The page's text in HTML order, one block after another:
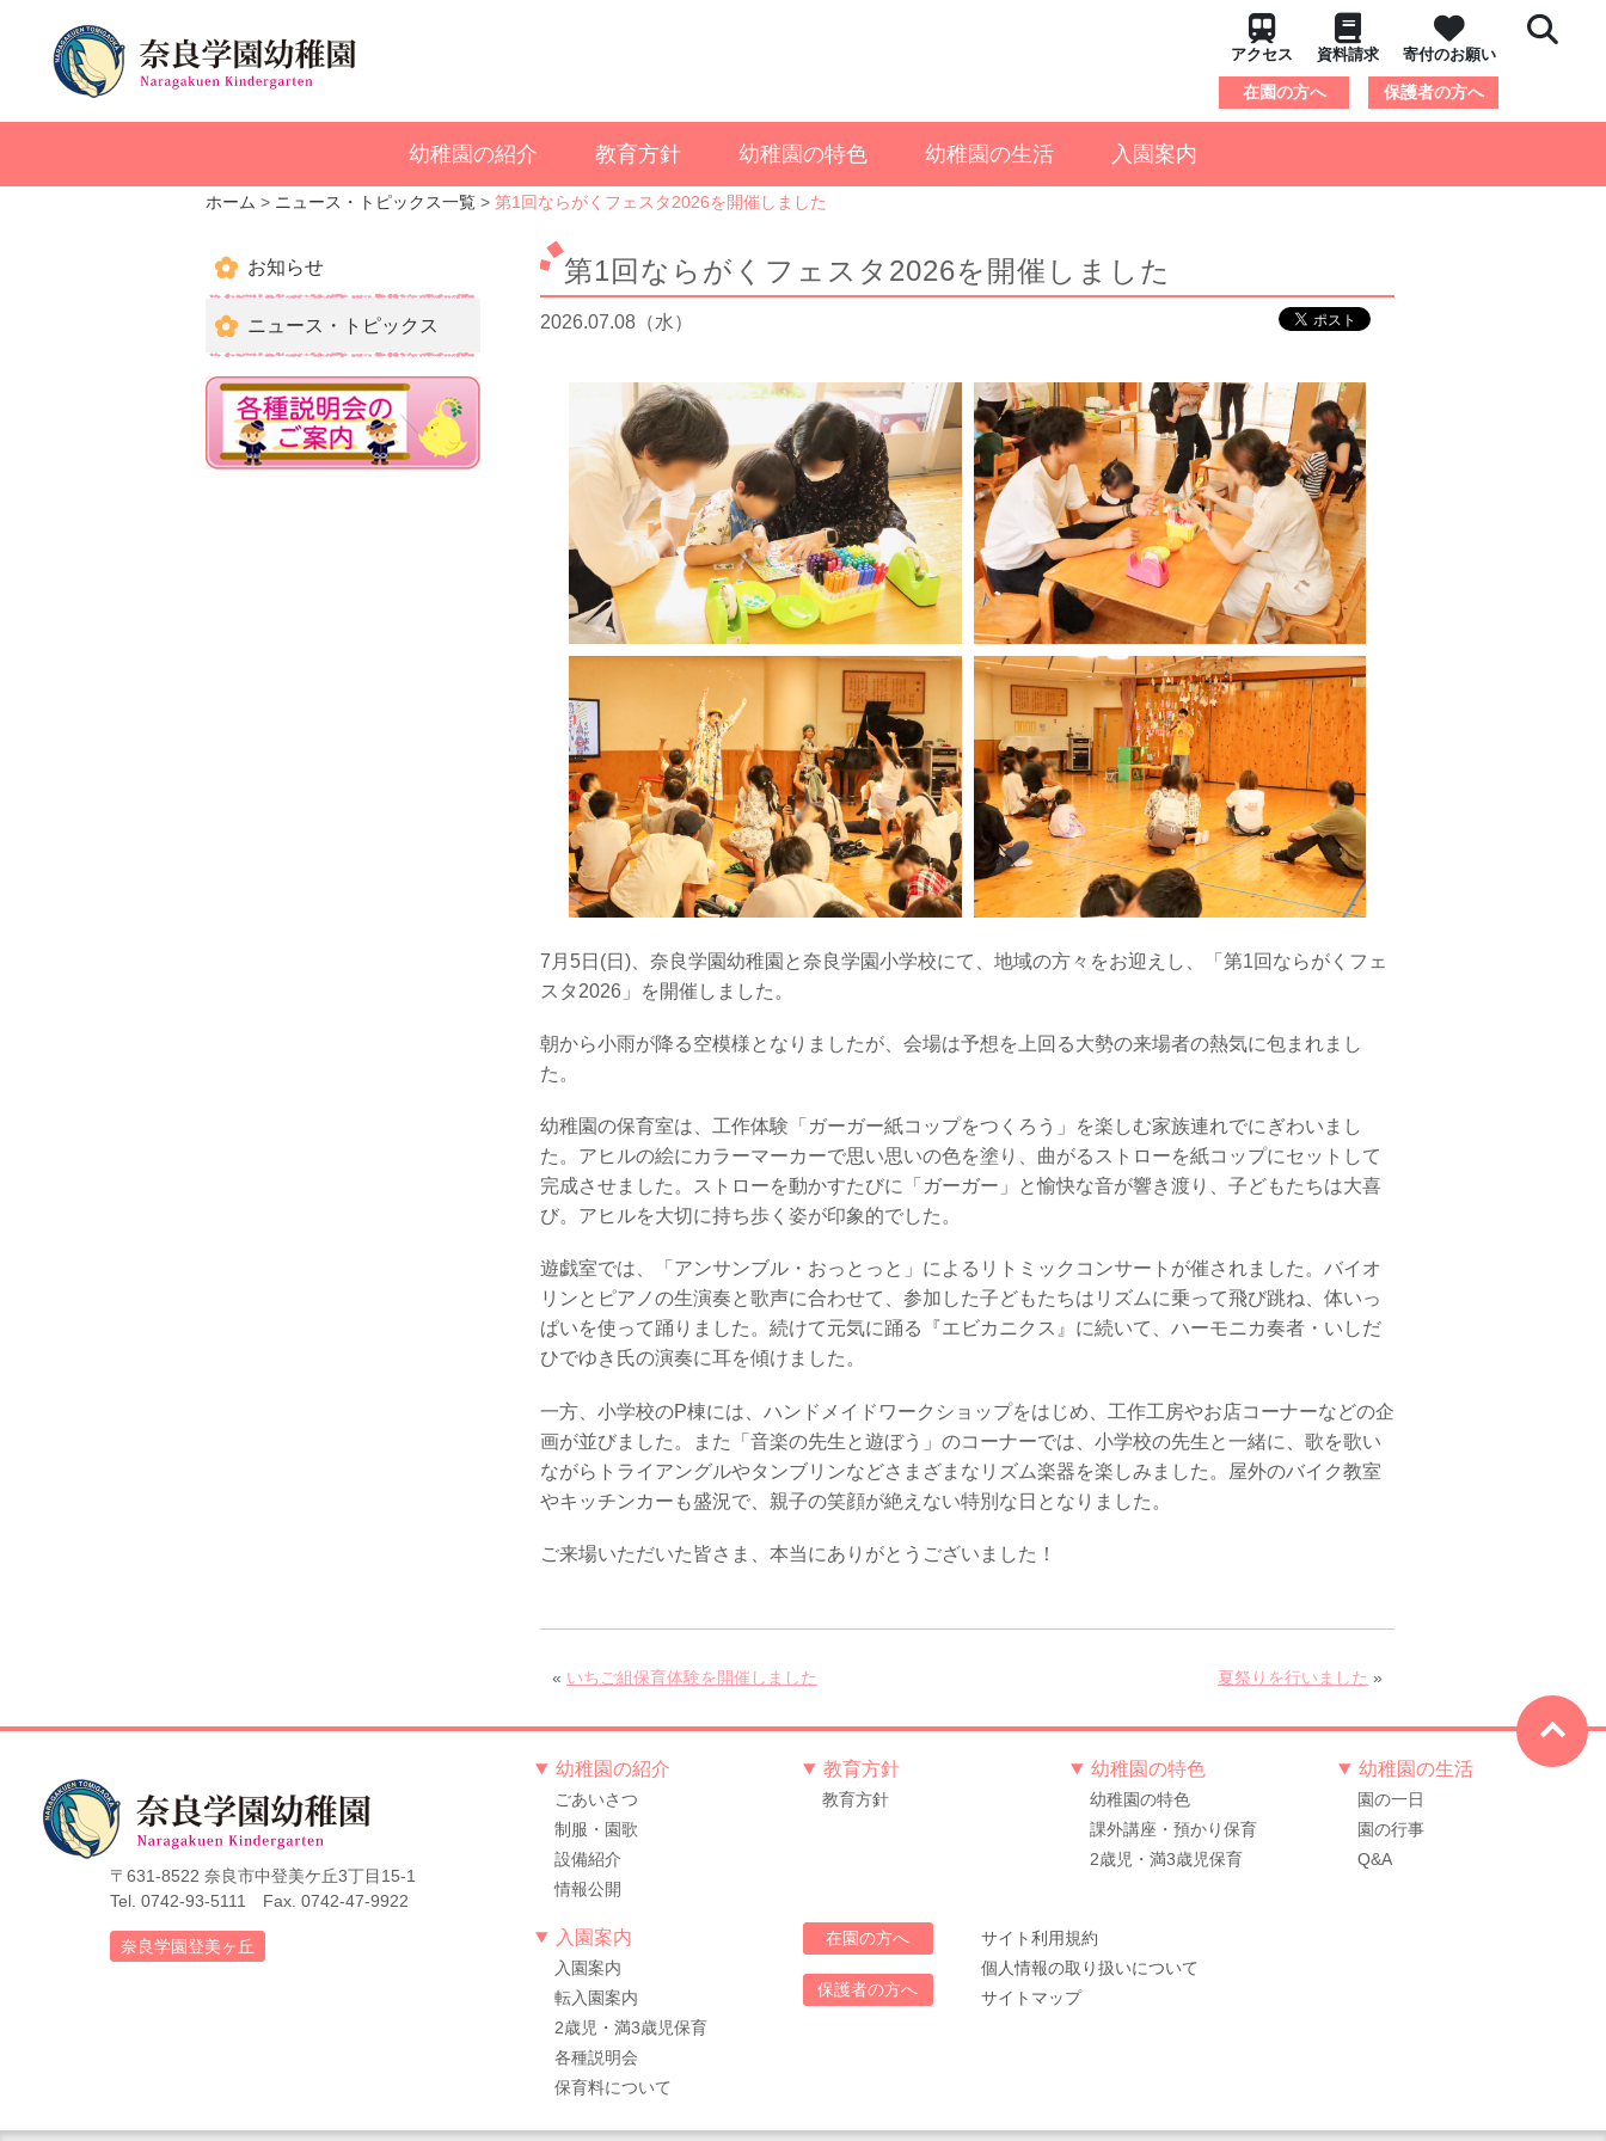
アクセス 資料請求 寄付のお願い
在園の方へ 保護者の方へ
幼稚園の紹介 教育方針 幼稚園の特色 幼稚園の生活 入園案内
ホーム ニュース・トピックス一覧 第1回ならがくフェスタ2026を開催しました
お知らせ
ニュース・トピックス
第1回ならがくフェスタ2026を開催しました
2026.07.08（水）
7月 5日 (日 ) 、奈良学園幼稚園と奈良学園小学校にて、地域の方々をお迎えし、「第1回ならがくフェ
スタ 2026 」を開催しました。
朝から小雨が降る空模様となりましたが、会場は予想を上回る大勢の来場者の熱気に包まれまし
た。
幼稚園の保育室は、工作体験「ガーガー紙コップをつくろう」を楽しむ家族連れでにぎわいまし
た。アヒルの絵にカラーマーカーで思い思いの色を塗り、曲がるストローを紙コップにセットして
完成させました。ストローを動かすたびに「ガーガー」と愉快な音が響き渡り、子どもたちは大喜
び。アヒルを大切に持ち歩く姿が印象的でした。
遊戯室では、「アンサンブル・おっとっと」によるリトミックコンサートが催されました。バイオ
リンとピアノの生演奏と歌声に合わせて、参加した子どもたちはリズムに乗って飛び跳ね、体いっ
ぱいを使って踊りました。続けて元気に踊る『エビカニクス』に続いて、ハーモニカ奏者・いしだ
ひでゆき氏の演奏に耳を傾けました。
一方、小学校のP棟には、ハンドメイドワークショップをはじめ、工作工房やお店コーナーなどの企
画が並びました。また「音楽の先生と遊ぼう」のコーナーでは、小学校の先生と一緒に、歌を歌い
ながらトライアングルやタンブリンなどさまざまなリズム楽器を楽しみました。屋外のバイク教室
やキッチンカーも盛況で、親子の笑顔が絶えない特別な日となりました。
ご来場いただいた皆さま、本当にありがとうございました！
« いちご組保育体験を開催しました 夏祭りを行いました »
〒631-8522 奈良市中登美ケ丘3丁目15-1
Tel. 0742-93-5111 Fax. 0742-47-9922
奈良学園登美ヶ丘
幼稚園の紹介
ごあいさつ
制服・園歌
設備紹介
情報公開
教育方針
教育方針
幼稚園の特色
幼稚園の特色
課外講座・預かり保育
2歳児・満3歳児保育
幼稚園の生活
園の一日
園の行事
Q&A
入園案内
入園案内
転入園案内
2歳児・満3歳児保育
各種説明会
保育料について
在園の方へ
保護者の方へ
サイト利用規約
個人情報の取り扱いについて
サイトマップ